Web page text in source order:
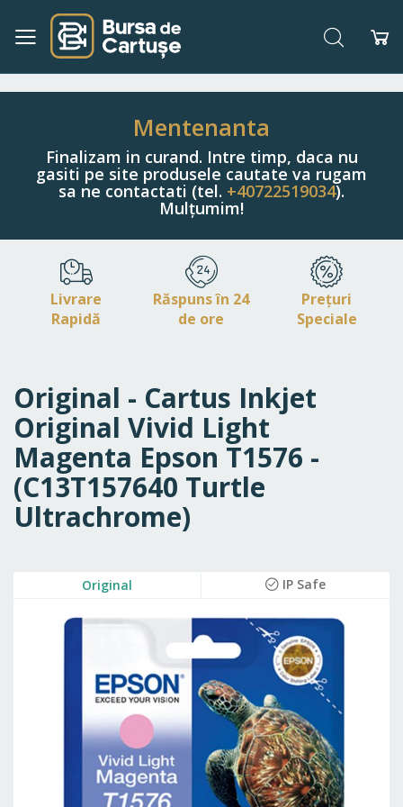
Navigați
Conținut
Căutare
Mentenanta
Finalizam in curand. Intre timp, daca nu
gasiti pe site produsele cautate va rugam
sa ne contactati (tel. +40722519034).
Mulțumim!
Livrare
Rapidă
Răspuns în 24
de ore
Prețuri
Speciale
Original - Cartus Inkjet
Original Vivid Light
Magenta Epson T1576 -
(C13T157640 Turtle
Ultrachrome)
Original IP Safe